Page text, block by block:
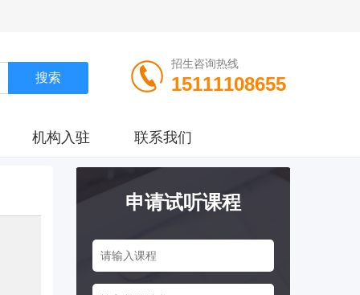
招生咨询热线
15111108655
机构入驻 联系我们
申请试听课程